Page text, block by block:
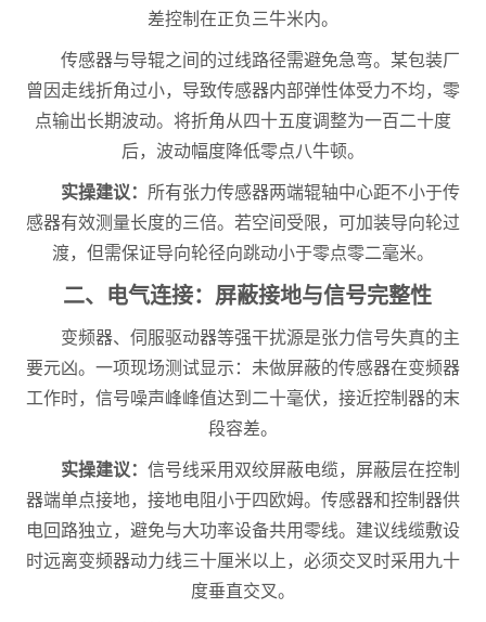
差控制在正负三牛米内。
传感器与导辊之间的过线路径需避免急弯。某包装厂
曾因走线折角过小，导致传感器内部弹性体受力不均，零
点输出长期波动。将折角从四十五度调整为一百二十度
后，波动幅度降低零点八牛顿。
实操建议： 所有张力传感器两端辊轴中心距不小于传
感器有效测量长度的三倍。若空间受限，可加装导向轮过
渡，但需保证导向轮径向跳动小于零点零二毫米。
二、电气连接：屏蔽接地与信号完整性
变频器、伺服驱动器等强干扰源是张力信号失真的主
要元凶。一项现场测试显示：未做屏蔽的传感器在变频器
工作时，信号噪声峰峰值达到二十毫伏，接近控制器的末
段容差。
实操建议： 信号线采用双绞屏蔽电缆，屏蔽层在控制
器端单点接地，接地电阻小于四欧姆。传感器和控制器供
电回路独立，避免与大功率设备共用零线。建议线缆敷设
时远离变频器动力线三十厘米以上，必须交叉时采用九十
度垂直交叉。